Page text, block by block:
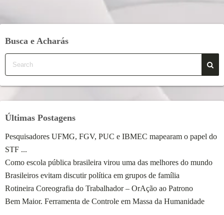
Busca e Acharás
Últimas Postagens
Pesquisadores UFMG, FGV, PUC e IBMEC mapearam o papel do
STF ...
Como escola pública brasileira virou uma das melhores do mundo
Brasileiros evitam discutir política em grupos de família
Rotineira Coreografia do Trabalhador – OrAção ao Patrono
Bem Maior. Ferramenta de Controle em Massa da Humanidade